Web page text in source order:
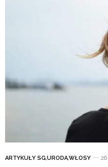
ARTYKUŁY SG,URODA,WŁOSY 26